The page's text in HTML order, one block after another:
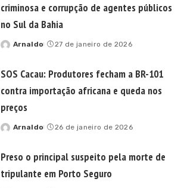
criminosa e corrupção de agentes públicos
no Sul da Bahia
Posted
Arnaldo 27 de janeiro de 2026
SOS Cacau: Produtores fecham a BR-101
contra importação africana e queda nos
preços
Posted
Arnaldo 26 de janeiro de 2026
Preso o principal suspeito pela morte de
tripulante em Porto Seguro